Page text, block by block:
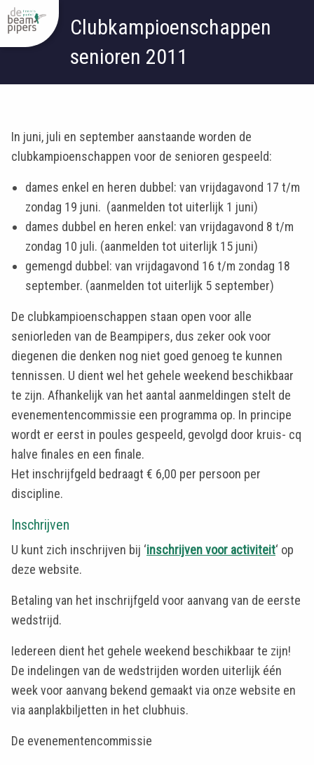
Clubkampioenschappen
senioren 2011
In juni, juli en september aanstaande worden de
clubkampioenschappen voor de senioren gespeeld:
dames enkel en heren dubbel: van vrijdagavond 17 t/m
zondag 19 juni. (aanmelden tot uiterlijk 1 juni)
dames dubbel en heren enkel: van vrijdagavond 8 t/m
zondag 10 juli. (aanmelden tot uiterlijk 15 juni)
gemengd dubbel: van vrijdagavond 16 t/m zondag 18
september. (aanmelden tot uiterlijk 5 september)
De clubkampioenschappen staan open voor alle
seniorleden van de Beampipers, dus zeker ook voor
diegenen die denken nog niet goed genoeg te kunnen
tennissen. U dient wel het gehele weekend beschikbaar
te zijn. Afhankelijk van het aantal aanmeldingen stelt de
evenementencommissie een programma op. In principe
wordt er eerst in poules gespeeld, gevolgd door kruis- cq
halve finales en een finale.
Het inschrijfgeld bedraagt € 6,00 per persoon per
discipline.
Inschrijven
U kunt zich inschrijven bij ‘inschrijven voor activiteit‘ op
deze website.
Betaling van het inschrijfgeld voor aanvang van de eerste
wedstrijd.
Iedereen dient het gehele weekend beschikbaar te zijn!
De indelingen van de wedstrijden worden uiterlijk één
week voor aanvang bekend gemaakt via onze website en
via aanplakbiljetten in het clubhuis.
De evenementencommissie